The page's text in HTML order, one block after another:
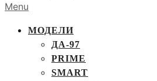
Menu
МОДЕЛИ
ДА-97
PRIME
SMART